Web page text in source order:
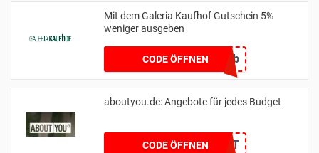
Mit dem Galeria Kaufhof Gutschein 5%
weniger ausgeben
CODE ÖFFNENgeb5b
aboutyou.de: Angebote für jedes Budget
CODE ÖFFNENBDAYSUIT